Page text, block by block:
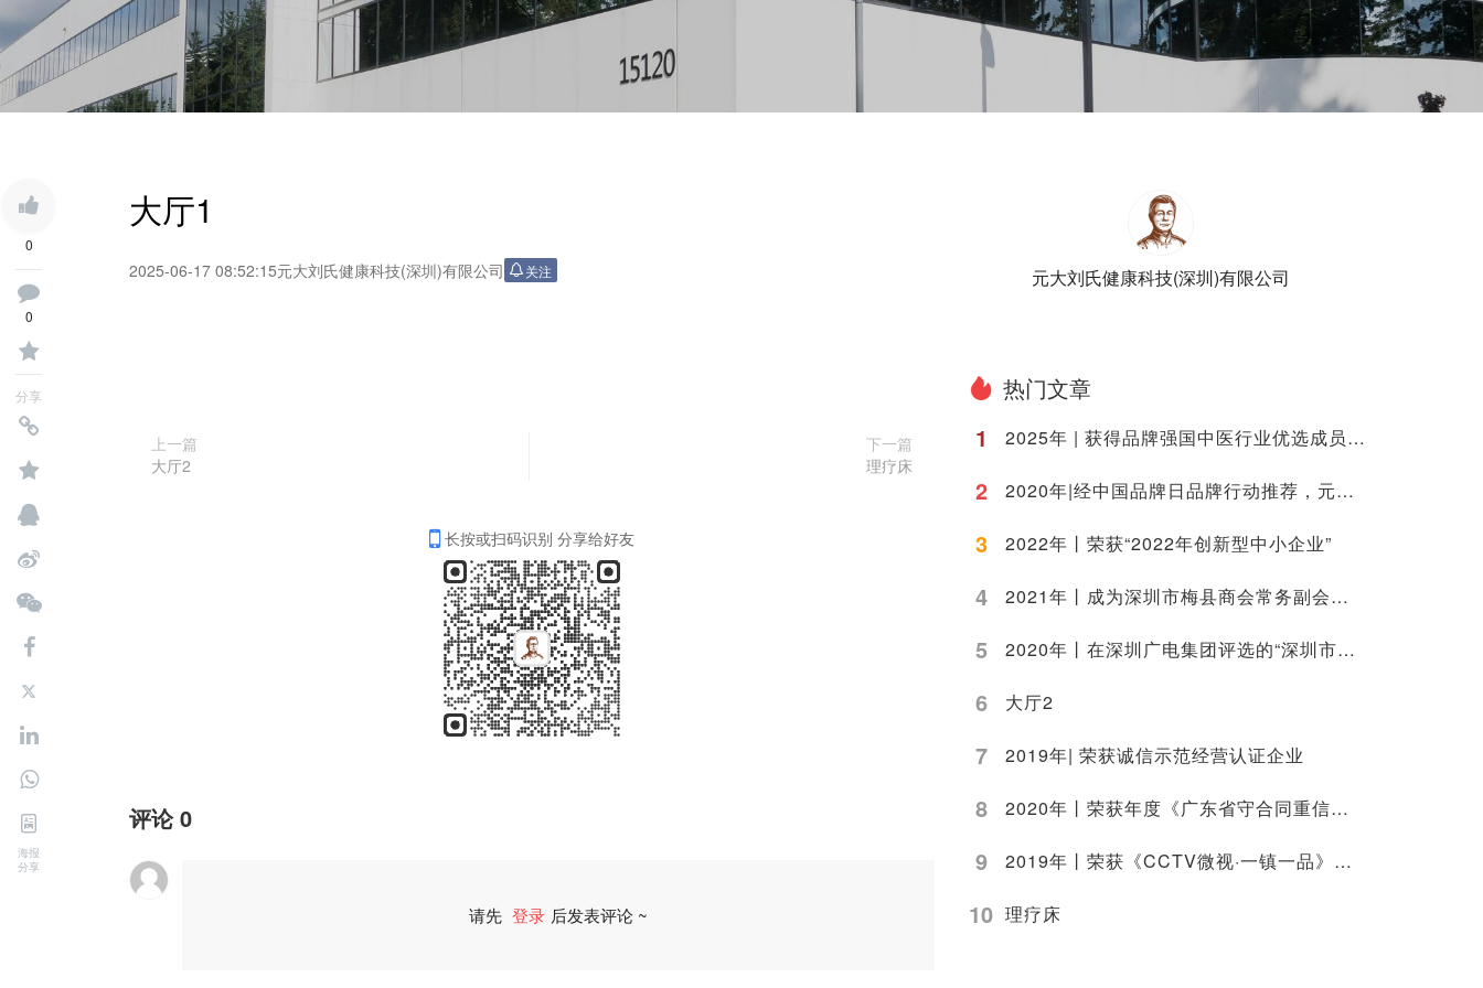
0
0
分享
海报
分享
大厅1
2025-06-17 08:52:15元大刘氏健康科技(深圳)有限公司 关注
上一篇
大厅2
下一篇
理疗床
长按或扫码识别 分享给好友
评论0
请先 登录 后发表评论 ~
元大刘氏健康科技(深圳)有限公司
热门文章
1
2025年 | 获得品牌强国中医行业优选成员单位
2 2020年|经中国品牌日品牌行动推荐，元大中医连锁（深圳）有限公司在美国纽约时代广场纳斯达克大屏参与《海外巡展之全球华人拜年》展播
3 2022年丨荣获“2022年创新型中小企业”
4 2021年丨成为深圳市梅县商会常务副会长单位
5 2020年丨在深圳广电集团评选的“深圳市民喜爱的中医品牌”评选中荣耀登榜
6 大厅2
7 2019年| 荣获诚信示范经营认证企业
8 2020年丨荣获年度《广东省守合同重信用企业》
9 2019年丨荣获《CCTV微视·一镇一品》匠心品牌
10 理疗床